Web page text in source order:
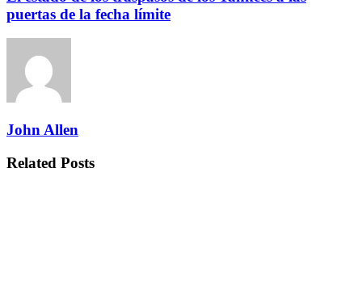
puertas de la fecha límite
John Allen
Related Posts